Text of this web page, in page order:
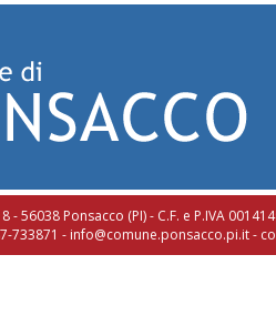
- 56038 Ponsacco (PI) - C.F. e P.IVA
733871 - info@comune.ponsacco.pi.it-